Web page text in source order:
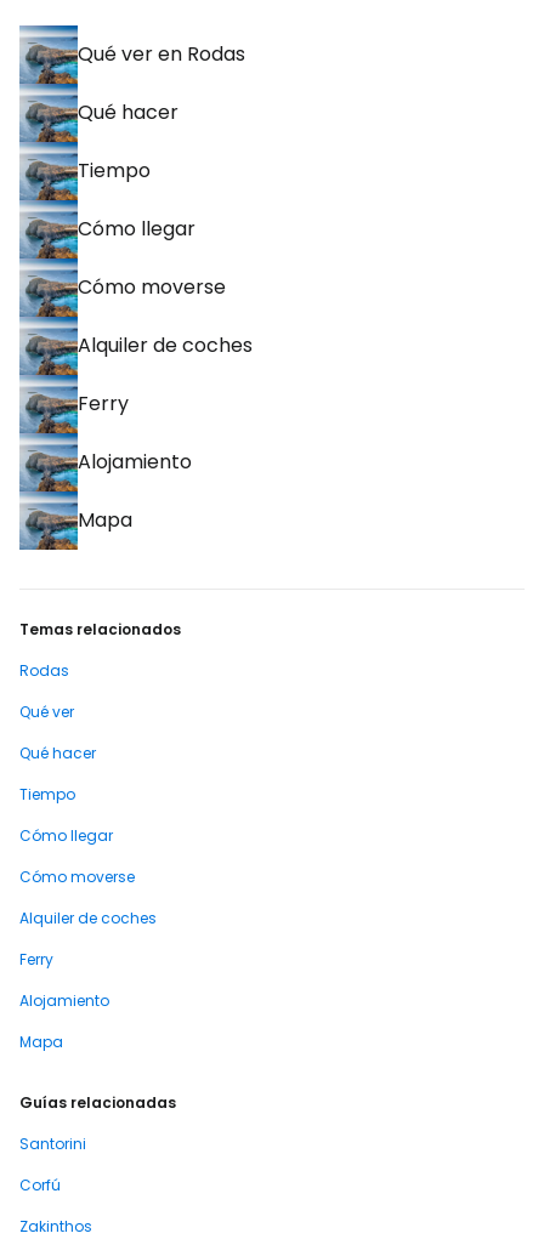
Qué ver en Rodas
Qué hacer
Tiempo
Cómo llegar
Cómo moverse
Alquiler de coches
Ferry
Alojamiento
Mapa
Temas relacionados
Rodas
Qué ver
Qué hacer
Tiempo
Cómo llegar
Cómo moverse
Alquiler de coches
Ferry
Alojamiento
Mapa
Guías relacionadas
Santorini
Corfú
Zakinthos